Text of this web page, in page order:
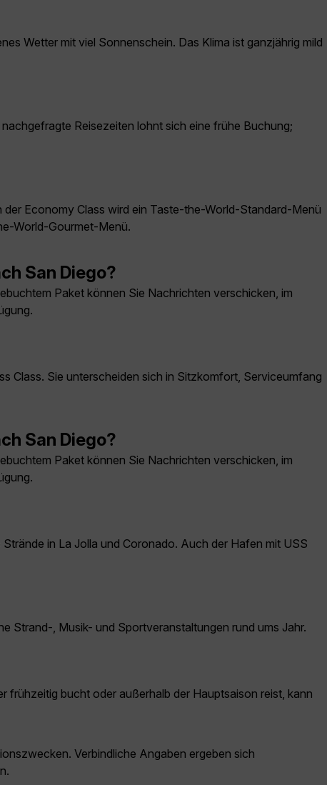
Wetter mit viel Sonnenschein. Das Klima ist ganzjährig mild
Reisezeiten lohnt sich eine frühe Buchung;
Economy Class wird ein Taste-the-World-Standard-Menü
World-Gourmet-Menü.
San Diego?
Paket können Sie Nachrichten verschicken, im
Class. Sie unterscheiden sich in Sitzkomfort, Serviceumfang
San Diego?
Paket können Sie Nachrichten verschicken, im
in La Jolla und Coronado. Auch der Hafen mit USS
Strand-, Musik- und Sportveranstaltungen rund ums Jahr.
frühzeitig bucht oder außerhalb der Hauptsaison reist, kann
Verbindliche Angaben ergeben sich